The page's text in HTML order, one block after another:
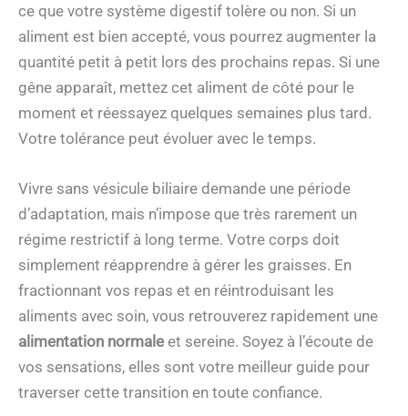
ce que votre système digestif tolère ou non. Si un
aliment est bien accepté, vous pourrez augmenter la
quantité petit à petit lors des prochains repas. Si une
gêne apparaît, mettez cet aliment de côté pour le
moment et réessayez quelques semaines plus tard.
Votre tolérance peut évoluer avec le temps.
Vivre sans vésicule biliaire demande une période
d’adaptation, mais n’impose que très rarement un
régime restrictif à long terme. Votre corps doit
simplement réapprendre à gérer les graisses. En
fractionnant vos repas et en réintroduisant les
aliments avec soin, vous retrouverez rapidement une
alimentation normale et sereine. Soyez à l’écoute de
vos sensations, elles sont votre meilleur guide pour
traverser cette transition en toute confiance.